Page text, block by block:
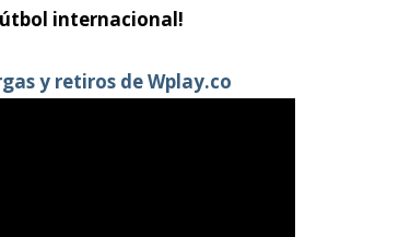
internacional!
y retiros de Wplay.co